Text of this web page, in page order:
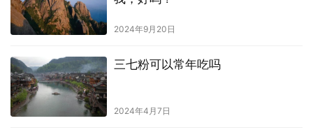
2024年9月20日
三七粉可以常年吃吗
2024年4月7日